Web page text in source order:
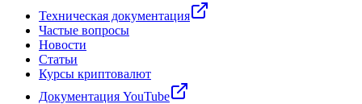
Техническая документация
Частые вопросы
Новости
Статьи
Курсы криптовалют
Документация YouTube